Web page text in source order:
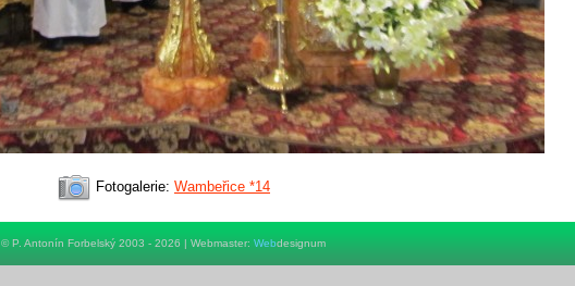
Fotogalerie: Wambeřice *14
© P. Antonín Forbelský 2003 - 2026 | Webmaster: Webdesignum